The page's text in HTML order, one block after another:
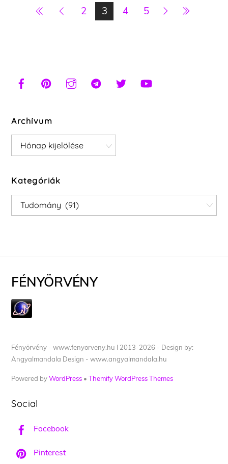
2 3 4 5
Archívum
Archívum
Kategóriák
Kategóriák
FÉNYÖRVÉNY
Fényörvény - www.fenyorveny.hu I 2013-2026 - Design by:
Angyalmandala Design - www.angyalmandala.hu
Powered byWordPress •Themify WordPress Themes
Social
Facebook
Pinterest